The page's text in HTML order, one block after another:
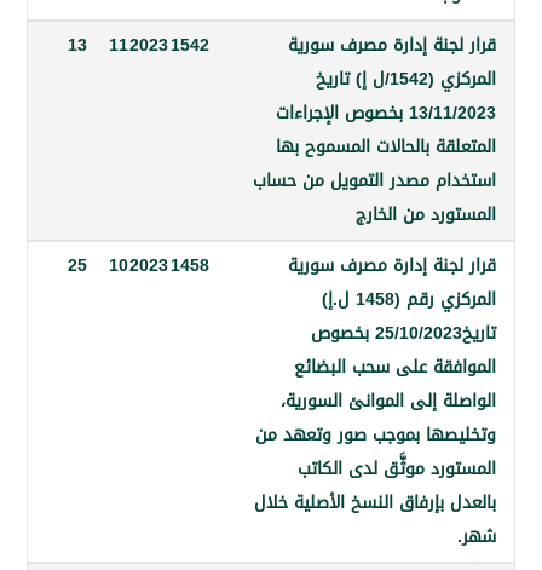
إدارة مصرف سورية
المركزي (1542/ل إ) تاريخ
13/11/2023 بخصوص الإجراءات
بالحالات المسموح بها
مصدر التمويل من حساب
من الخارج
1542
11
13
إدارة مصرف سورية
المركزي رقم (1458 ل.إ)
تاريخ25/10/2023 بخصوص
على سحب البضائع
إلى الموانئ السورية،
بموجب صور وتعهد من
موثَّق لدى الكاتب
النسخ الأصلية خلال
1458
10
25